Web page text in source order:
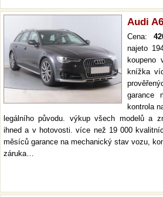
Audi
Cena:
najeto
koupeno
knížka
garance
kontrola
legálního původu. výkup všech modelů a
ihned a v hotovosti. více než 19 000
měsíců garance na mechanický stav vozu,
záruka…